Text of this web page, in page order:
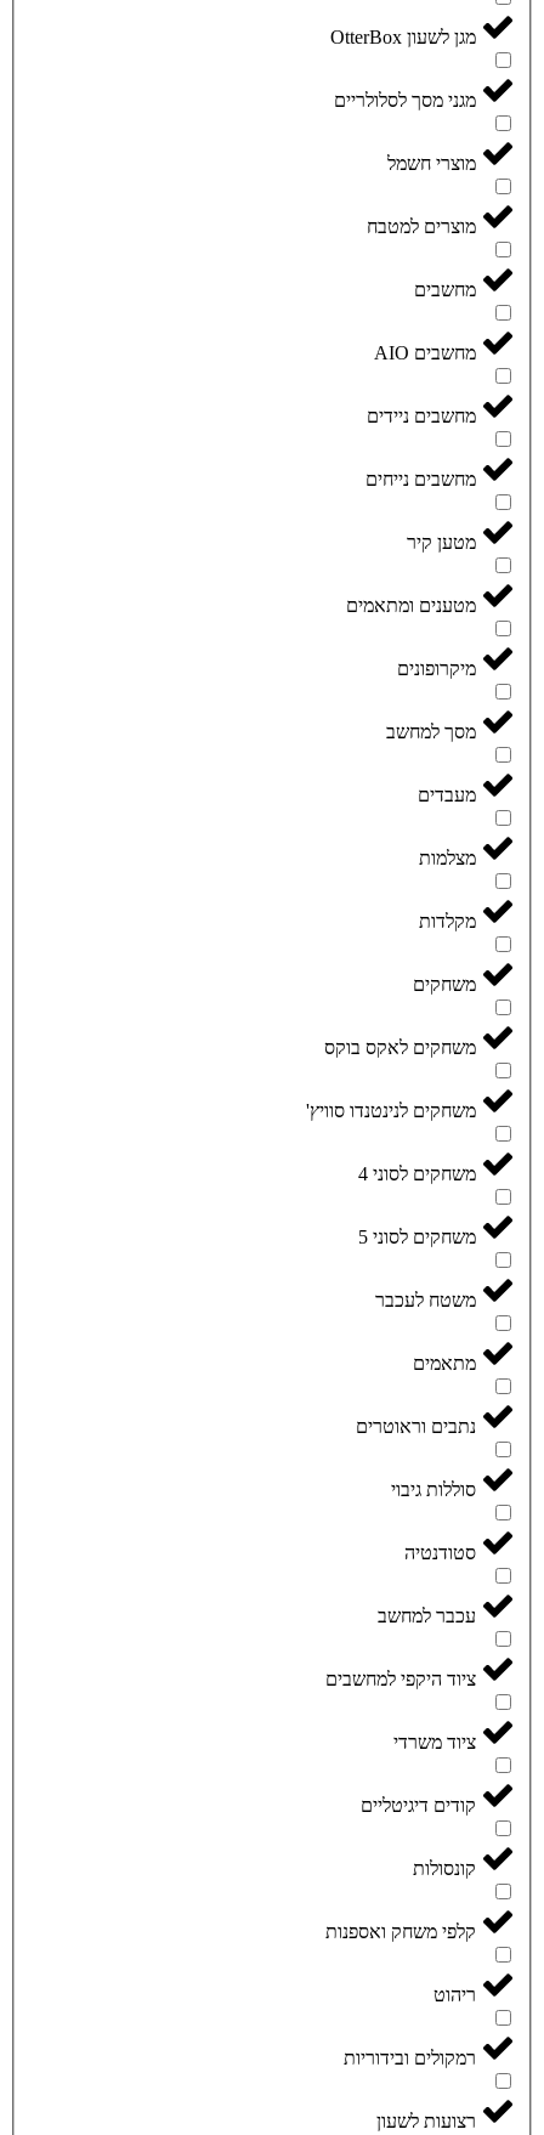
מגן לשעון OtterBox
מגני מסך לסלולריים
מוצרי חשמל
מוצרים למטבח
מחשבים
מחשבים AIO
מחשבים ניידים
מחשבים נייחים
מטען קיר
מטענים ומתאמים
מיקרופונים
מסך למחשב
מעבדים
מצלמות
מקלדות
משחקים
משחקים לאקס בוקס
משחקים לנינטנדו סוויץ'
משחקים לסוני 4
משחקים לסוני 5
משטח לעכבר
מתאמים
נתבים וראוטרים
סוללות גיבוי
סטודנטיה
עכבר למחשב
ציוד היקפי למחשבים
ציוד משרדי
קודים דיגיטליים
קונסולות
קלפי משחק ואספנות
ריהוט
רמקולים ובידוריות
רצועות לשעון